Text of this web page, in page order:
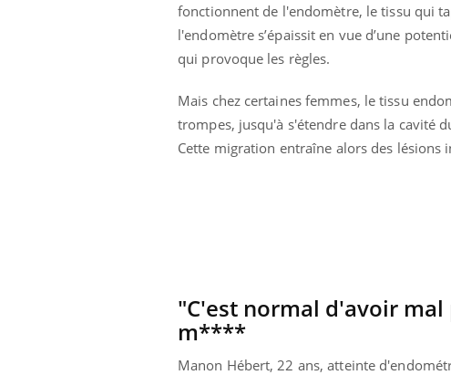
fonctionnent de l'endomètre, le tissu qui
l'endomètre s’épaissit en vue d’une
qui provoque les règles.
Mais chez certaines femmes, le tissu
trompes, jusqu'à s'étendre dans la cavité
Cette migration entraîne alors des lésions
"C'est normal d'avoir
m****
Manon Hébert, 22 ans, atteinte
Le smartphone nuit-il à
lecture ?
Mordue par une tique en
vacances, elle reste dans